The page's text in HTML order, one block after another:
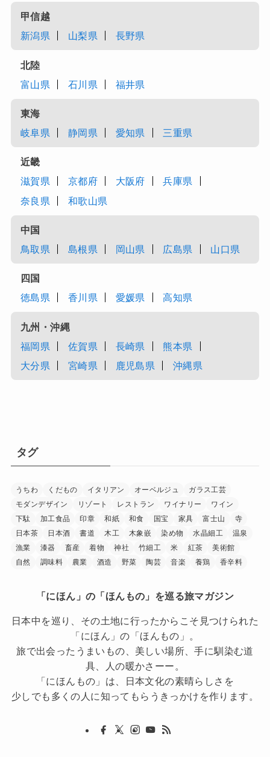
甲信越
新潟県
山梨県 長野県
北陸
富山県
石川県 福井県
東海
岐阜県
静岡県 愛知県 三重県
近畿
滋賀県
京都府 大阪府
兵庫県
奈良県
和歌山県
中国
鳥取県
島根県 岡山県 広島県 山口県
四国
徳島県
香川県 愛媛県 高知県
九州・沖縄
福岡県
佐賀県 長崎県
熊本県
大分県
宮崎県 鹿児島県 沖縄県
タグ
うちわ くだもの イタリアン オーベルジュ
ガラス工芸
モダンデザイン
リゾート レストラン ワイナリー
ワイン
下駄
加工食品 印章 和紙 和食 国宝 家具 富士山
寺
日本茶
日本酒 書道 木工 木象嵌 染め物 水晶細工
温泉
漁業
漆器 畜産 着物 神社 竹細工 米 紅茶
美術館
自然
調味料 農業 酒造 野菜 陶芸 音楽 養鶏 香辛料
「にほん」の「ほんもの」を巡る旅マガジン
日本中を巡り、その土地に行ったからこそ見つけられた
「にほん」の「ほんもの」。
旅で出会ったうまいもの、美しい場所、手に馴染む道
具、人の暖かさーー。
「にほんもの」は、日本文化の素晴らしさを
少しでも多くの人に知ってもらうきっかけを作ります。